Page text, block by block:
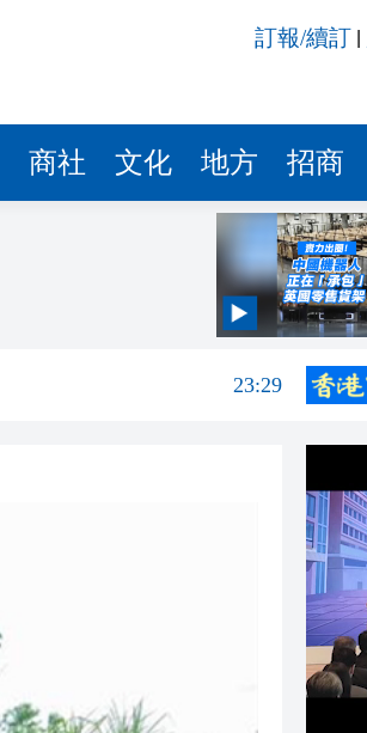
訂報/續訂
商社 文化 地方 招商
23:38
23:29